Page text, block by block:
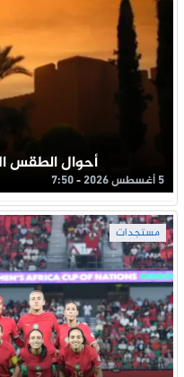
أحوال الطقس
5 أغسطس 2026 - 7:50
مستجدات